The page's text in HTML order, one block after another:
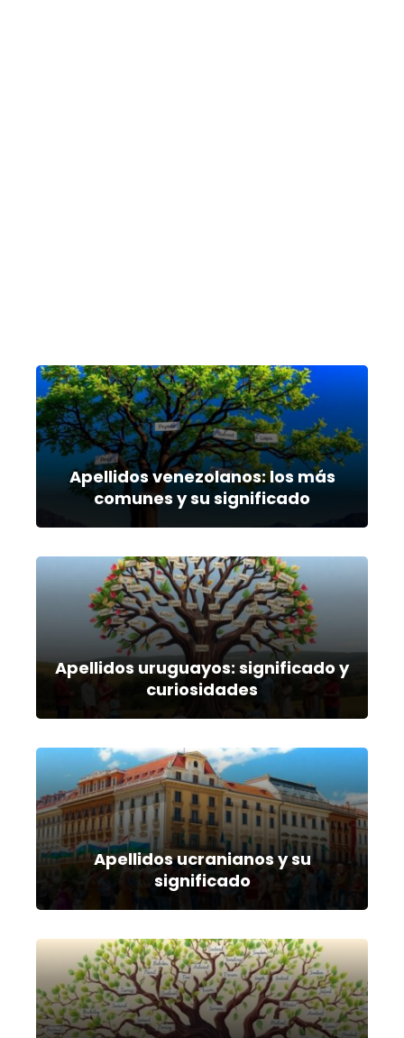
Apellidos venezolanos: los más
comunes y su significado
Apellidos uruguayos: significado y
curiosidades
Apellidos ucranianos y su
significado